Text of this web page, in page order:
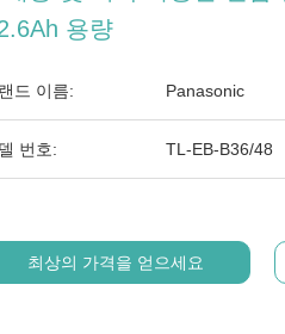
용량
드 이름: Panasonic
번호: TL-EB-B36/48
최상의 가격을 얻으세요